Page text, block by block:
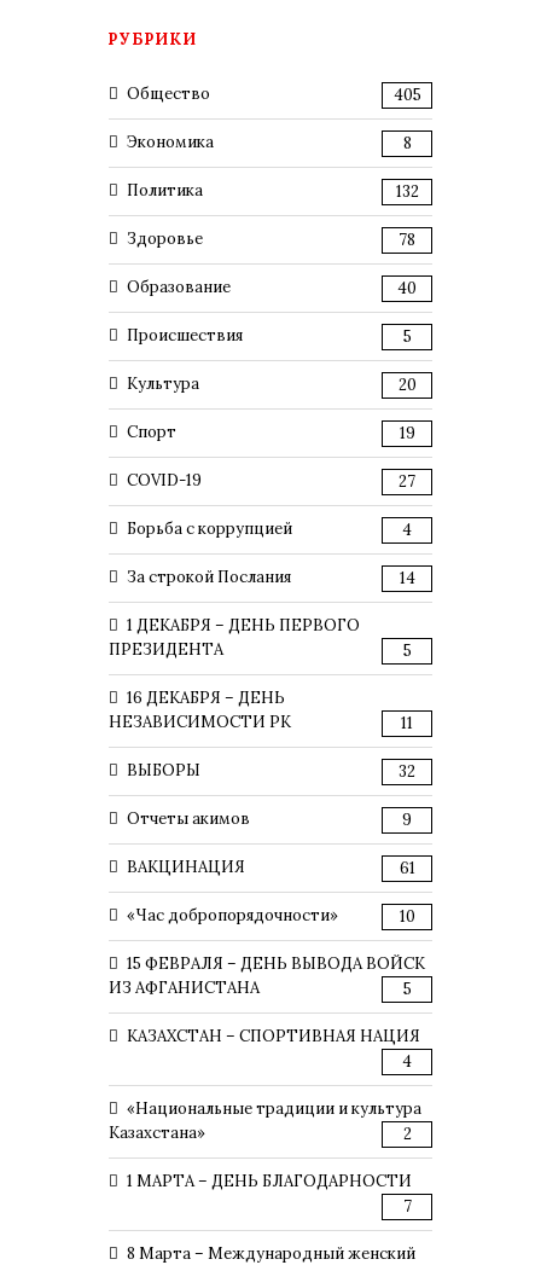
РУБРИКИ
Общество 405
Экономика 8
Политика 132
Здоровье 78
Образование 40
Происшествия 5
Культура 20
Спорт 19
COVID-19 27
Борьба с коррупцией 4
За строкой Послания 14
1 ДЕКАБРЯ – ДЕНЬ ПЕРВОГО
ПРЕЗИДЕНТА
5
16 ДЕКАБРЯ – ДЕНЬ
НЕЗАВИСИМОСТИ РК
11
ВЫБОРЫ 32
Отчеты акимов 9
ВАКЦИНАЦИЯ 61
«Час добропорядочности» 10
15 ФЕВРАЛЯ – ДЕНЬ ВЫВОДА ВОЙСК
ИЗ АФГАНИСТАНА
5
КАЗАХСТАН – СПОРТИВНАЯ НАЦИЯ
4
«Национальные традиции и культура
Казахстана»
2
1 МАРТА – ДЕНЬ БЛАГОДАРНОСТИ
7
8 Марта – Международный женский